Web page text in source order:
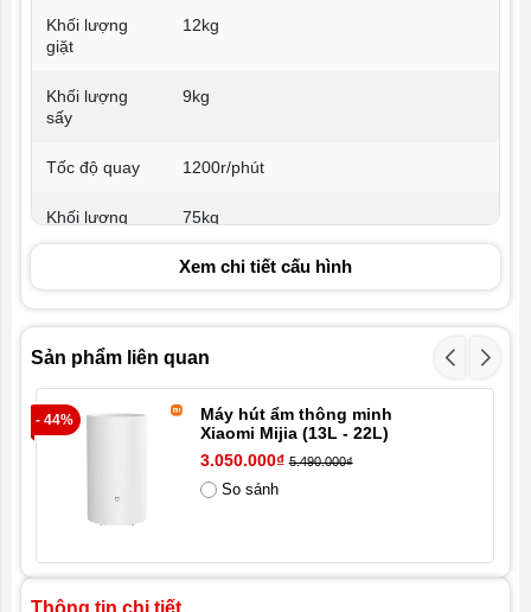
Khối lượng
giặt
12kg
Khối lượng
sấy
9kg
Tốc độ quay 1200r/phút
Khối lượng
75kg
Khối lượng
thô
81kg
Công suất sấy
1500W
Kích thước
600*638*850mm
đóng gói
Xem chi tiết cấu hình
Sản phẩm liên quan
- 44%
Máy hút ẩm thông minh
Xiaomi Mijia (13L - 22L)
3.050.000₫ 5.490.000₫
So sánh
Thông tin chi tiết